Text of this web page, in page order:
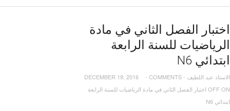
اختبار الفصل الثاني في مادة
الرياضيات للسنة الرابعة
ابتدائي N6
الاستاد عبد اللطيف -
DECEMBER 19, 2016 - COMMENTS
OFF ON اختبار الفصل الثاني في مادة الرياضيات للسنة الرابعة
ابتدائي N6